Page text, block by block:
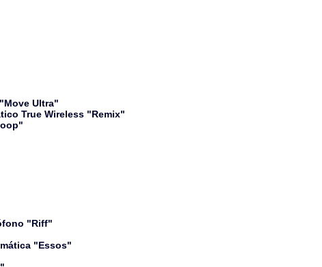
Ultra"
True Wireless "Remix"
"Riff"
"Essos"